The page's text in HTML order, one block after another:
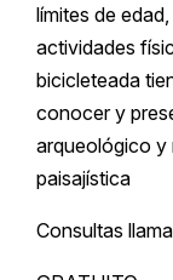
límites de
actividades
bicicleteada
conocer y
arqueológico y
paisajística
Consultas